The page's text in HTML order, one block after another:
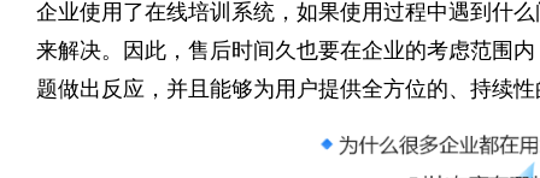
企业使用了在线培训系统，如果使用过程中遇到什
来解决。因此，售后时间久也要在企业的考虑范围
题做出反应，并且能够为用户提供全方位的、持续